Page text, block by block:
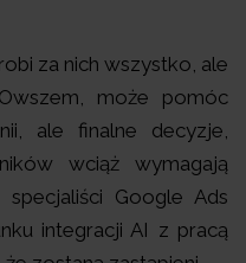
za nich wszystko, ale
może pomóc
ale finalne decyzje,
wciąż wymagają
Google Ads
integracji AI z pracą